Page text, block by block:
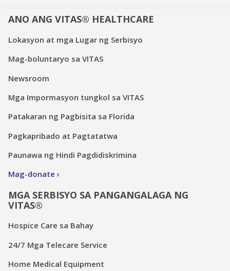
ANO ANG VITAS® HEALTHCARE
Lokasyon at mga Lugar ng Serbisyo
Mag-boluntaryo sa VITAS
Newsroom
Mga Impormasyon tungkol sa VITAS
Patakaran ng Pagbisita sa Florida
Pagkapribado at Pagtatatwa
Paunawa ng Hindi Pagdidiskrimina
Mag-donate
MGA SERBISYO SA PANGANGALAGA NG
VITAS®
Hospice Care sa Bahay
24/7 Mga Telecare Service
Home Medical Equipment